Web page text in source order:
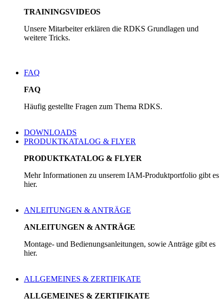
TRAININGSVIDEOS
Unsere Mitarbeiter erklären die RDKS Grundlagen und
weitere Tricks.
FAQ
FAQ
Häufig gestellte Fragen zum Thema RDKS.
DOWNLOADS
PRODUKTKATALOG & FLYER
PRODUKTKATALOG & FLYER
Mehr Informationen zu unserem IAM-Produktportfolio gibt es
hier.
ANLEITUNGEN & ANTRÄGE
ANLEITUNGEN & ANTRÄGE
Montage- und Bedienungsanleitungen, sowie Anträge gibt es
hier.
ALLGEMEINES & ZERTIFIKATE
ALLGEMEINES & ZERTIFIKATE